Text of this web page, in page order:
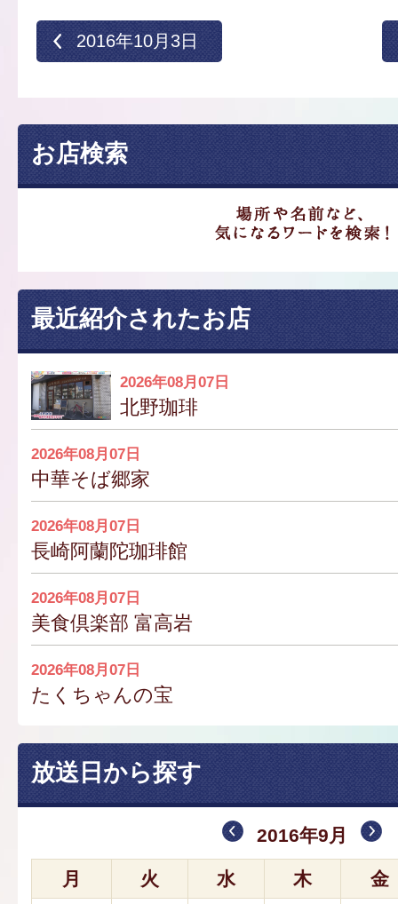
2016年10月3日
お店検索
最近紹介されたお店
2026年08月07日
北野珈琲
2026年08月07日
中華そば郷家
2026年08月07日
長崎阿蘭陀珈琲館
2026年08月07日
美食倶楽部 富高岩
2026年08月07日
たくちゃんの宝
放送日から探す
2016年9月
月 火 水 木
金